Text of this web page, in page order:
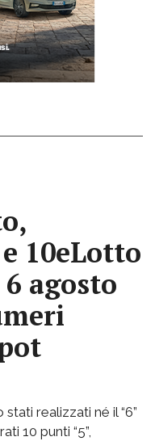
10eLotto
agosto
realizzati né il “6”
10 punti “5”,